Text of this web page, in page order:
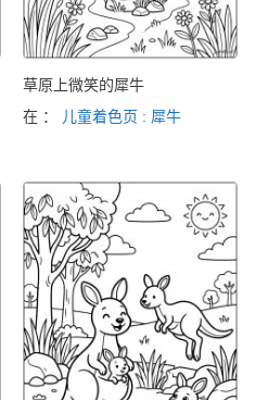
草原上微笑的犀牛
在 ：
儿童着色页 : 犀牛